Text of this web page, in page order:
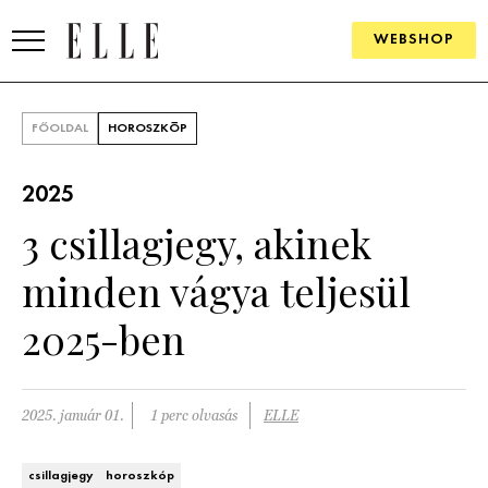
WEBSHOP
SZÉPSÉG
ÉLETMÓD
PÁRKAPCSOLAT
FŐOLDAL HOROSZKÓP
2025
3 csillagjegy, akinek
minden vágya teljesül
2025-ben
2025. január 01. 1 perc olvasás ELLE
csillagjegy horoszkóp